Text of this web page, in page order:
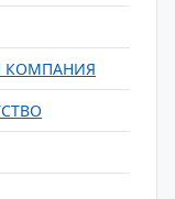
КОМПАНИЯ